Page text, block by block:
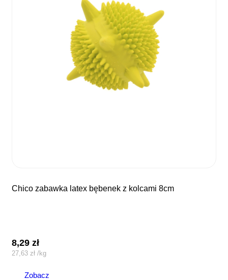
chico zabawka latex bębenek z kolcami 8cm
8,29zł
27,63 zł /kg
Zobacz